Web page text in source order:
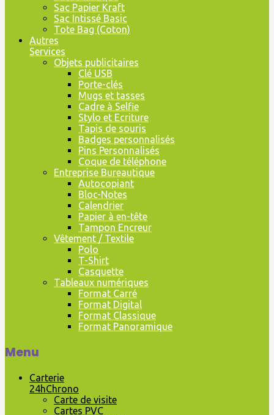
Sac Papier Kraft
Sac Intissé Basic
Tote Bag (Coton)
Autres
Services
Objets publicitaires
Clé USB
Porte-clés
Mugs et tasses
Cadre à Selfie
Stylo et Ecriture
Tapis de souris
Badges personnalisés
Pins Personnalisés
Coque de téléphone
Entreprise Bureautique
Autocopiant
Bloc-Notes
Calendrier
Papier à en-tête
Tampon Encreur
Vêtement / Textile
Polo
T-Shirt
Casquette
Tableaux numériques
Format Carré
Format Digital
Format Classique
Format Panoramique
Menu
Carterie
24hChrono
Carte de visite
Cartes PVC